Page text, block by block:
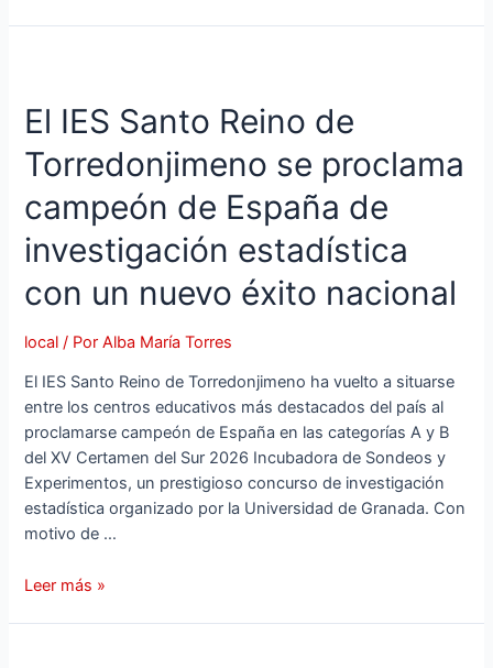
El IES Santo Reino de
Torredonjimeno se proclama
campeón de España de
investigación estadística
con un nuevo éxito nacional
local / PorAlba María Torres
El IES Santo Reino de Torredonjimeno ha vuelto a situarse
entre los centros educativos más destacados del país al
proclamarse campeón de España en las categorías A y B
del XV Certamen del Sur 2026 Incubadora de Sondeos y
Experimentos, un prestigioso concurso de investigación
estadística organizado por la Universidad de Granada. Con
motivo de …
Leer más »